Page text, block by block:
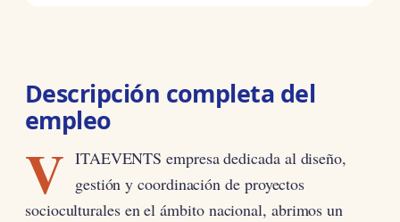
Descripción completa del
empleo
V ITAEVENTS empresa dedicada al diseño,
gestión y coordinación de proyectos
socioculturales en el ámbito nacional, abrimos un